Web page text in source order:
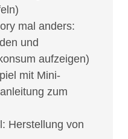
mal anders:
und
aufzeigen)
mit Mini-
zum
Herstellung von